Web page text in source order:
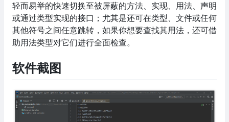
轻而易举的快速切换至被屏蔽的方法、实现、用法、声明
或通过类型实现的接口；尤其是还可在类型、文件或任何
其他符号之间任意跳转，如果你想要查找其用法，还可借
助用法类型对它们进行全面检查。
软件截图